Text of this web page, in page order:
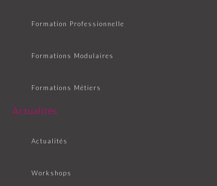
Formation Professionnelle
Formations Modulaires
Formations Métiers
Actualités
Actualités
Workshops